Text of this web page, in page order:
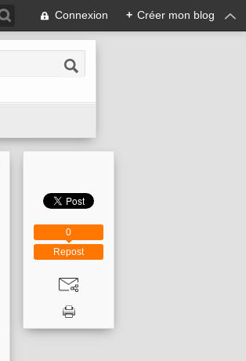
Connexion + Créer mon blog
Repost
0